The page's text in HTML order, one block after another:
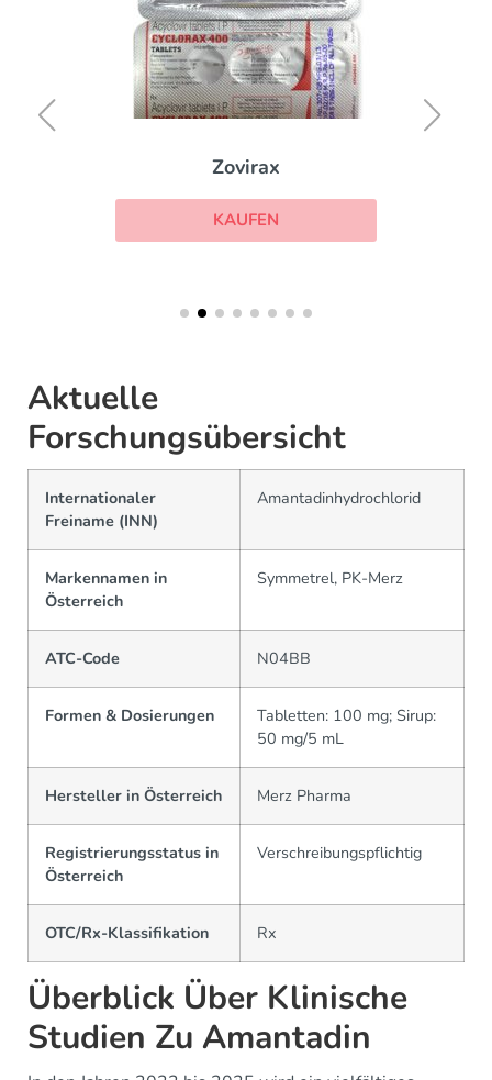
Zovirax
KAUFEN
Aktuelle
Forschungsübersicht
Internationaler
Freiname (INN)
Amantadinhydrochlorid
Markennamen in
Österreich
Symmetrel, PK-Merz
ATC-Code N04BB
Formen & Dosierungen
Tabletten: 100 mg; Sirup:
50 mg/5 mL
Hersteller in Österreich Merz Pharma
Registrierungsstatus in
Österreich
Verschreibungspflichtig
OTC/Rx-Klassifikation Rx
Überblick Über Klinische
Studien Zu Amantadin